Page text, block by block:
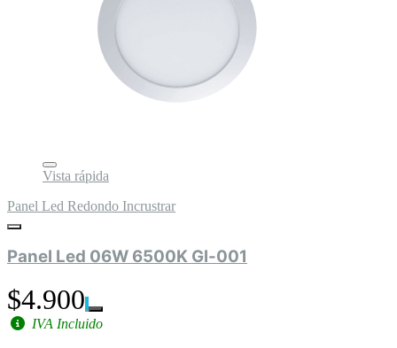
Vista rápida
Panel Led Redondo Incrustrar
Panel Led 06W 6500K Gl-001
$4.900
IVA Incluido